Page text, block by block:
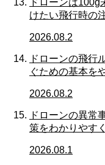
けたい飛行時の
2026.08.2
ドローンの飛行
ぐための基本を
2026.08.2
ドローンの異常
策をわかりやす
2026.08.1